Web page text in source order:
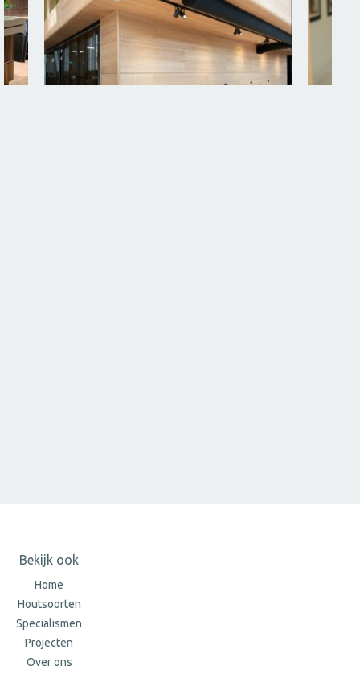
Bekijk ook
Home
Houtsoorten
Specialismen
Projecten
Over ons